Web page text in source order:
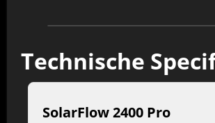
Technische
SolarFlow 2400 Pro